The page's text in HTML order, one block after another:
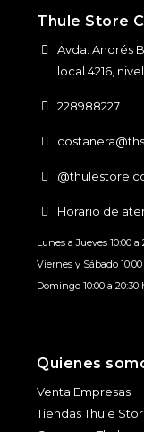
Thule Store
Avda. Andrés
local 4216,
228988227
Horario de
Lunes a Jueves 10:00 a
Viernes y Sábado 10:00
Domingo 10:00 a 20:30
Quienes
Venta Empresas
Tiendas Thule